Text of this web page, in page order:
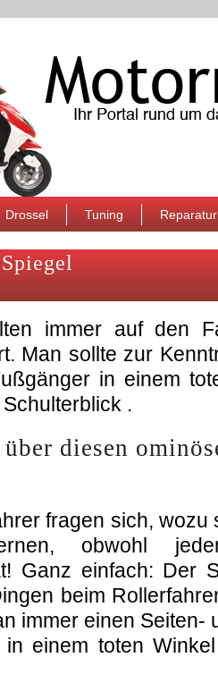
Drossel Tuning Reparatur
immer auf den
Man sollte zur
in einem
.
diesen
fragen sich, wozu
obwohl
Ganz einfach: Der
beim
immer einen Seiten-
einem toten